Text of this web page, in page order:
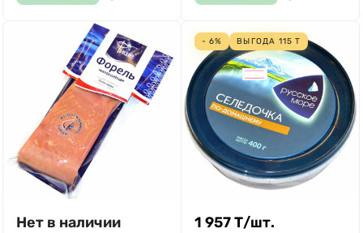
Нет в наличии
- 6% ВЫГОДА 115 Т
1 957Т/шт.